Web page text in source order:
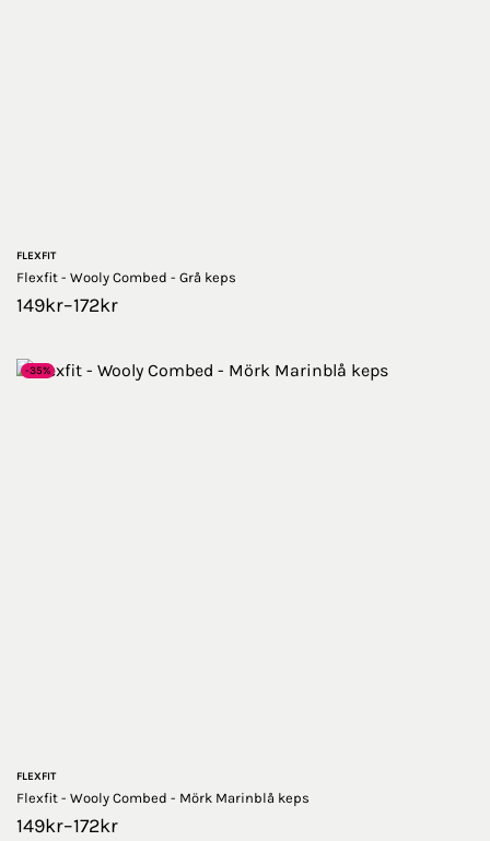
FLEXFIT
Flexfit - Wooly Combed - Grå keps
149kr–172kr
-35%
FLEXFIT
Flexfit - Wooly Combed - Mörk Marinblå keps
149kr–172kr